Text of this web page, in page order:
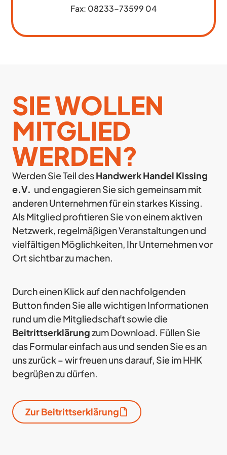
Fax: 08233-73599 04
SIE WOLLEN
MITGLIED
WERDEN?
Werden Sie Teil desHandwerk Handel Kissing
e.V. und engagieren Sie sich gemeinsam mit
anderen Unternehmen für ein starkes Kissing.
Als Mitglied profitieren Sie von einem aktiven
Netzwerk, regelmäßigen Veranstaltungen und
vielfältigen Möglichkeiten, Ihr Unternehmen vor
Ort sichtbar zu machen.
Durch einen Klick auf den nachfolgenden
Button finden Sie alle wichtigen Informationen
rund um die Mitgliedschaft sowie die
Beitrittserklärungzum Download. Füllen Sie
das Formular einfach aus und senden Sie es an
uns zurück – wir freuen uns darauf, Sie im HHK
begrüßen zu dürfen.
Zur Beitrittserklärung